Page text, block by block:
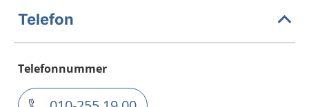
Telefon
Telefonnummer